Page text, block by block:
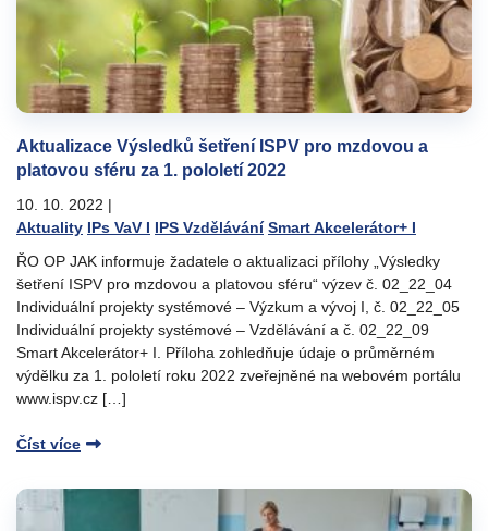
Aktualizace Výsledků šetření ISPV pro mzdovou a
platovou sféru za 1. pololetí 2022
10. 10. 2022 |
Aktuality IPs VaV I IPS Vzdělávání Smart Akcelerátor+ I
ŘO OP JAK informuje žadatele o aktualizaci přílohy „Výsledky
šetření ISPV pro mzdovou a platovou sféru“ výzev č. 02_22_04
Individuální projekty systémové – Výzkum a vývoj I, č. 02_22_05
Individuální projekty systémové – Vzdělávání a č. 02_22_09
Smart Akcelerátor+ I. Příloha zohledňuje údaje o průměrném
výdělku za 1. pololetí roku 2022 zveřejněné na webovém portálu
www.ispv.cz […]
Číst více